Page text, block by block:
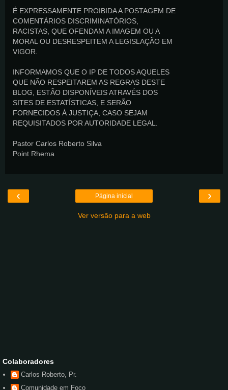
É EXPRESSAMENTE PROIBIDA A POSTAGEM DE
COMENTÁRIOS DISCRIMINATÓRIOS,
RACISTAS, QUE OFENDAM A IMAGEM OU A
MORAL OU DESRESPEITEM A LEGISLAÇÃO EM
VIGOR.
INFORMAMOS QUE O IP DE TODOS AQUELES
QUE NÃO RESPEITAREM AS REGRAS DESTE
BLOG, ESTÃO DISPONÍVEIS ATRAVÉS DOS
SITES DE ESTATÍSTICAS, E SERÃO
FORNECIDOS À JUSTIÇA, CASO SEJAM
REQUISITADOS POR AUTORIDADE LEGAL.
Pastor Carlos Roberto Silva
Point Rhema
‹ ›
Página inicial
Ver versão para a web
Colaboradores
Carlos Roberto, Pr.
Comunidade em Foco